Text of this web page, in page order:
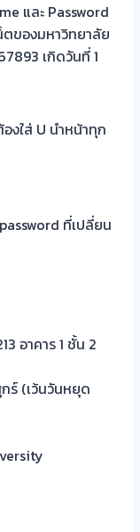
ละ Password
ตของมหาวิทยาลัย
เกิดวันที่ 1
งใส่ U นำหน้าทุก
ที่เปลี่ยน
อาคาร 1 ชั้น 2
ร์ (เว้นวันหยุด